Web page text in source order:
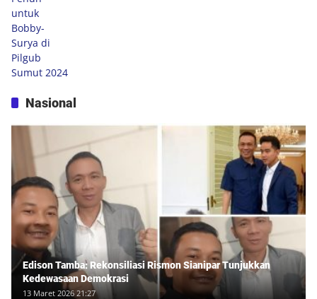
Nasional
Edison Tamba: Rekonsiliasi Rismon Sianipar Tunjukkan
Kedewasaan Demokrasi
13 Maret 2026 21:27